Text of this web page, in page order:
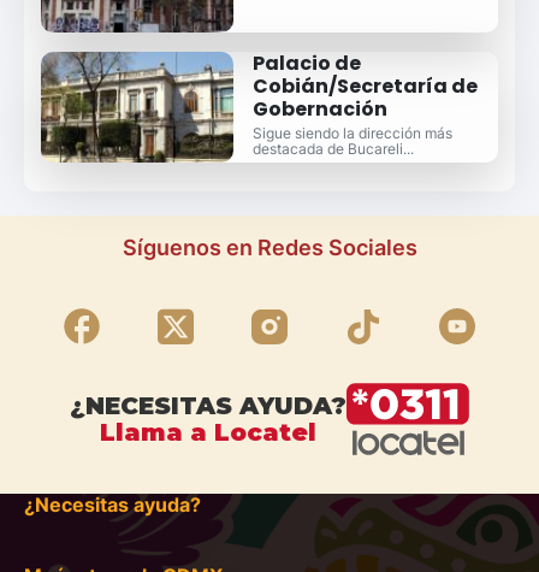
Palacio de
Cobián/Secretaría de
Gobernación
Sigue siendo la dirección más
destacada de Bucareli...
Síguenos en Redes Sociales
¿NECESITAS AYUDA?
Llama a Locatel
¿Necesitas ayuda?